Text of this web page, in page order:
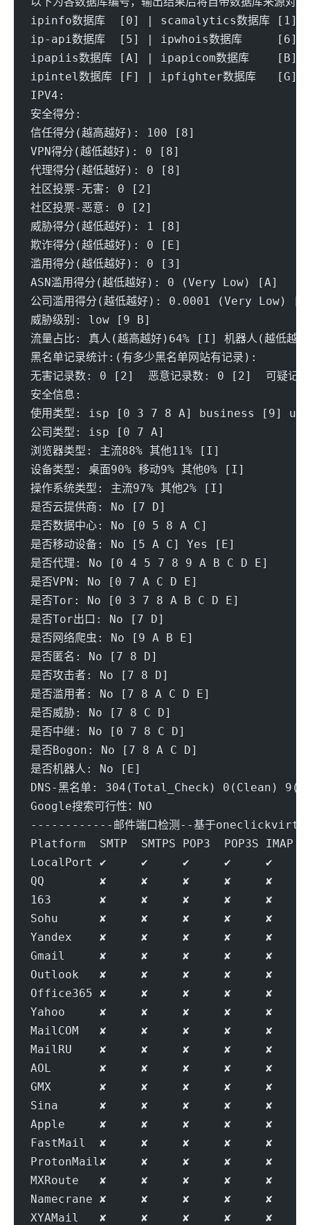
ipinfo数据库  [0] | scamalytics数据库
ip-api数据库  [5] | ipwhois数据库
ipapiis数据库 [A] | ipapicom数据库
ipintel数据库 [F] | ipfighter数据库
IPV4:
安全得分:
信任得分(越高越好): 100 [8]
VPN得分(越低越好): 0 [8]
代理得分(越低越好): 0 [8]
社区投票-无害: 0 [2]
社区投票-恶意: 0 [2]
威胁得分(越低越好): 1 [8]
欺诈得分(越低越好): 0 [E]
滥用得分(越低越好): 0 [3]
ASN滥用得分(越低越好): 0 (Very Low) [A]
公司滥用得分(越低越好): 0.0001 (Very Low)
威胁级别: low [9 B]
流量占比: 真人(越高越好)64% [I] 机器人(越低越
黑名单记录统计:(有多少黑名单网站有记录):
无害记录数: 0 [2]  恶意记录数: 0 [2]  可疑
安全信息:
使用类型: isp [0 3 7 8 A] business [9]
公司类型: isp [0 7 A]
浏览器类型: 主流88% 其他11% [I]
设备类型: 桌面90% 移动9% 其他0% [I]
操作系统类型: 主流97% 其他2% [I]
是否云提供商: No [7 D]
是否数据中心: No [0 5 8 A C]
是否移动设备: No [5 A C] Yes [E]
是否代理: No [0 4 5 7 8 9 A B C D E]
是否VPN: No [0 7 A C D E]
是否Tor: No [0 3 7 8 A B C D E]
是否Tor出口: No [7 D]
是否网络爬虫: No [9 A B E]
是否匿名: No [7 8 D]
是否攻击者: No [7 8 D]
是否滥用者: No [7 8 A C D E]
是否威胁: No [7 8 C D]
是否中继: No [0 7 8 C D]
是否Bogon: No [7 8 A C D]
是否机器人: No [E]
DNS-黑名单: 304(Total_Check) 0(Clean)
Google搜索可行性：NO
------------邮件端口检测--基于
Platform  SMTP  SMTPS POP3  POP3S IMAP
LocalPort ✔     ✔     ✔     ✔     ✔
QQ        ✘     ✘     ✘     ✘     ✘
163       ✘     ✘     ✘     ✘     ✘
Sohu      ✘     ✘     ✘     ✘     ✘
Yandex    ✘     ✘     ✘     ✘     ✘
Gmail     ✘     ✘     ✘     ✘     ✘
Outlook   ✘     ✘     ✘     ✘     ✘
Office365 ✘     ✘     ✘     ✘     ✘
Yahoo     ✘     ✘     ✘     ✘     ✘
MailCOM   ✘     ✘     ✘     ✘     ✘
MailRU    ✘     ✘     ✘     ✘     ✘
AOL       ✘     ✘     ✘     ✘     ✘
GMX       ✘     ✘     ✘     ✘     ✘
Sina      ✘     ✘     ✘     ✘     ✘
Apple     ✘     ✘     ✘     ✘     ✘
FastMail  ✘     ✘     ✘     ✘     ✘
ProtonMail✘     ✘     ✘     ✘     ✘
MXRoute   ✘     ✘     ✘     ✘     ✘
Namecrane ✘     ✘     ✘     ✘     ✘
XYAMail   ✘     ✘     ✘     ✘     ✘